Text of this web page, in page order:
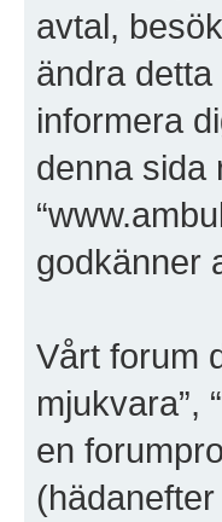
avtal,
ändra
informera
denna sida
godkänner
Vårt forum
mjukvara”,
en